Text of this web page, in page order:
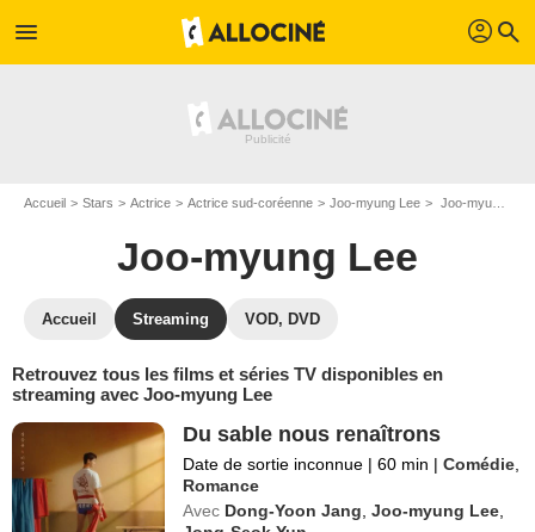
menu profil search
Accueil Stars Actrice Actrice sud-coréenne Joo-myung Lee Joo-myung Lee : Films et séries online
Joo-myung Lee
Accueil Streaming VOD, DVD
Retrouvez tous les films et séries TV disponibles en
streaming avec Joo-myung Lee
Du sable nous renaîtrons
Date de sortie inconnue | 60 min | Comédie
Romance
Avec Dong-Yoon Jang ,Joo-myung Lee